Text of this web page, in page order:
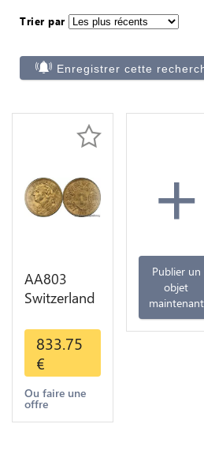
Trier par
Enregistrer cette
AA803
Switzerland
Helvetia
Diverses
Years 1935
Or Gold AU
833.75
€
Ou faire une
offre
+
Publier un
objet
maintenant